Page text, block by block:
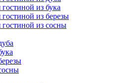
из бука
из березы
из сосны